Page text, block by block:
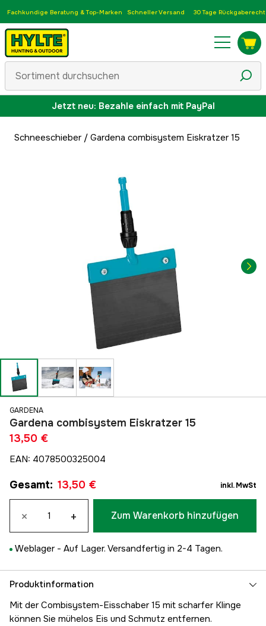
Fachkundige Beratung & Top-Marken Schneller Versand 30 Tage Rückgaberecht
Jetzt neu: Bezahle einfach mit PayPal
Schneeschieber/ Gardena combisystem Eiskratzer 15
GARDENA
Gardena combisystem Eiskratzer 15
13,50 €
EAN: 4078500325004
Gesamt: 13,50 € inkl. MwSt
× + Zum Warenkorb hinzufügen
Weblager - Auf Lager. Versandfertig in 2-4 Tagen.
Produktinformation
Mit der Combisystem-Eisschaber 15 mit scharfer Klinge
können Sie mühelos Eis und Schmutz entfernen.